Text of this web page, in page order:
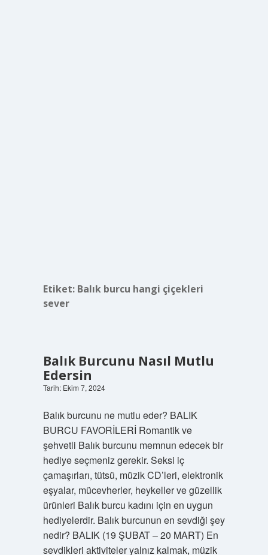
Etiket: Balık burcu hangi çiçekleri
sever
Balık Burcunu Nasıl Mutlu
Edersin
Tarih: Ekim 7, 2024
Balık burcunu ne mutlu eder? BALIK
BURCU FAVORİLERİ Romantik ve
şehvetli Balık burcunu memnun edecek bir
hediye seçmeniz gerekir. Seksi iç
çamaşırları, tütsü, müzik CD’leri, elektronik
eşyalar, mücevherler, heykeller ve güzellik
ürünleri Balık burcu kadını için en uygun
hediyelerdir. Balık burcunun en sevdiği şey
nedir? BALIK (19 ŞUBAT – 20 MART) En
sevdikleri aktiviteler yalnız kalmak, müzik